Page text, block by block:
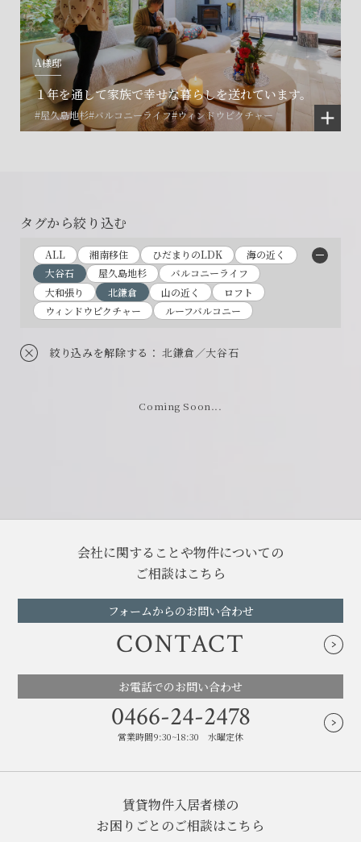
A様邸
１年を通して家族で幸せな暮らしを送れています。
#屋久島地杉#バルコニーライフ#ウィンドウピクチャー
タグから絞り込む
ALL 湘南移住 ひだまりのLDK
海の近く
大谷石
屋久島地杉
バルコニーライフ
大和張り
北鎌倉 山の近く
ロフト
ウィンドウピクチャー
ルーフバルコニー
絞り込みを解除する ： 北鎌倉／大谷石
Coming Soon...
会社に関することや物件についての
ご相談はこちら
0466-24-2478
営業時間9:30~18:30 水曜定休
閉じる
賃貸物件入居者様の
お困りごとのご相談はこちら
0120-073-386
閉じる
土地の活用・賃貸経営に関する
ご相談はこちら
0466-24-2478
営業時間9:30~18:30 水曜定休
閉じる
会社に関することや物件についての
ご相談はこちら
フォームからのお問い合わせ
CONTACT
お電話でのお問い合わせ
0466-24-2478
営業時間9:30~18:30 水曜定休
賃貸物件入居者様の
お困りごとのご相談はこちら